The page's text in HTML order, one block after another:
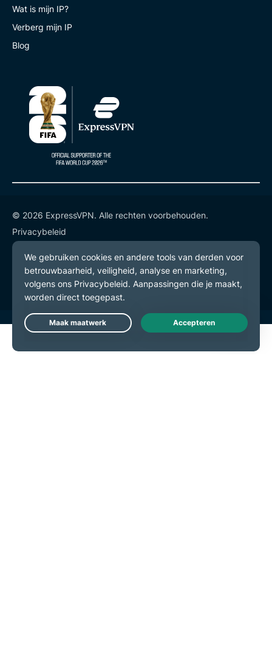
Wat is mijn IP?
Verberg mijn IP
Blog
© 2026 ExpressVPN. Alle rechten voorbehouden.
Privacybeleid
Gebruiksvoorwaarden
Cookievoorkeuren
Live Chat